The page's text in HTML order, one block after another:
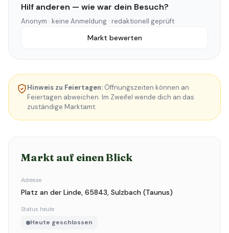
Hilf anderen — wie war dein Besuch?
Anonym · keine Anmeldung · redaktionell geprüft
Markt bewerten
Hinweis zu Feiertagen: Öffnungszeiten können an
Feiertagen abweichen. Im Zweifel wende dich an das
zuständige Marktamt.
Markt auf einen Blick
Adresse
Platz an der Linde, 65843, Sulzbach (Taunus)
Status heute
Heute geschlossen